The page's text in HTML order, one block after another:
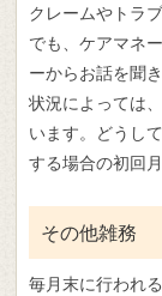
クレームやトラ
でも、ケアマネ
ーからお話を聞
状況によっては
います。どうし
する場合の初回
その他雑務
毎月末に行われ